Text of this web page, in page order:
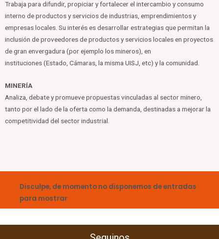
Trabaja para difundir, propiciar y fortalecer el intercambio y consumo
interno de productos y servicios de industrias, emprendimientos y
empresas locales. Su interés es desarrollar estrategias que permitan la
inclusión de proveedores de productos y servicios locales en proyectos
de gran envergadura (por ejemplo los mineros), en
instituciones (Estado, Cámaras, la misma UISJ, etc) y la comunidad.
MINERÍA
Analiza, debate y promueve propuestas vinculadas al sector minero,
tanto por el lado de la oferta como la demanda, destinadas a mejorar la
competitividad del sector industrial.
Disculpe, de momento no disponemos de entradas
para mostrar